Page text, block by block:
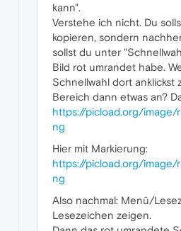
kann".
Verstehe ich nicht. Du
kopieren, sondern
sollst du unter
Bild rot umrandet habe.
Schnellwahl dort anklickst
Bereich dann etwas an?
https://picload.org/image/
ng
Hier mit Markierung:
https://picload.org/image/
ng
Also nachmal: Menü/
Lesezeichen zeigen.